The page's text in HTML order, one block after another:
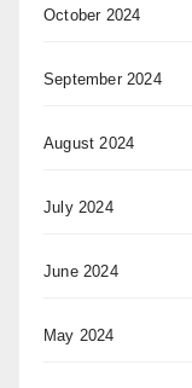
October 2024
September 2024
August 2024
July 2024
June 2024
May 2024